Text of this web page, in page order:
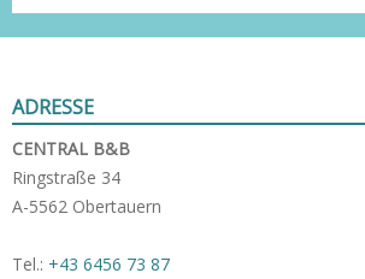
ADRESSE
CENTRAL B&B
Ringstraße 34
A-5562 Obertauern
Tel.: +43 6456 73 87